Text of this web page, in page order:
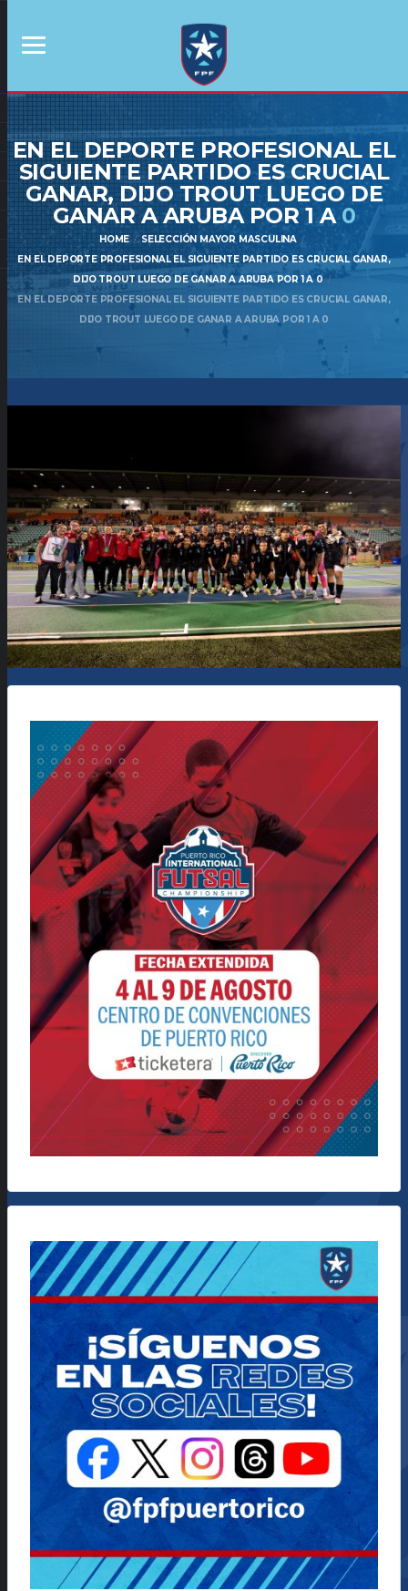
EN EL DEPORTE PROFESIONAL EL
SIGUIENTE PARTIDO ES CRUCIAL
GANAR, DIJO TROUT LUEGO DE
GANAR A ARUBA POR 1 A0
HOME
SELECCIÓN MAYOR MASCULINA
EN EL DEPORTE PROFESIONAL EL SIGUIENTE PARTIDO ES CRUCIAL GANAR,
DIJO TROUT LUEGO DE GANAR A ARUBA POR 1 A 0
EN EL DEPORTE PROFESIONAL EL SIGUIENTE PARTIDO ES CRUCIAL GANAR,
DIJO TROUT LUEGO DE GANAR A ARUBA POR 1 A 0